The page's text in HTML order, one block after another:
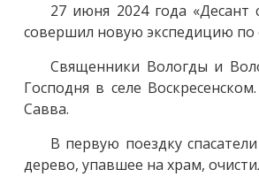
27 июня 2024 года «Десант
совершил новую экспедицию по
Священники Вологды и
Господня в селе
Савва.
В первую поездку
дерево, упавшее на храм,